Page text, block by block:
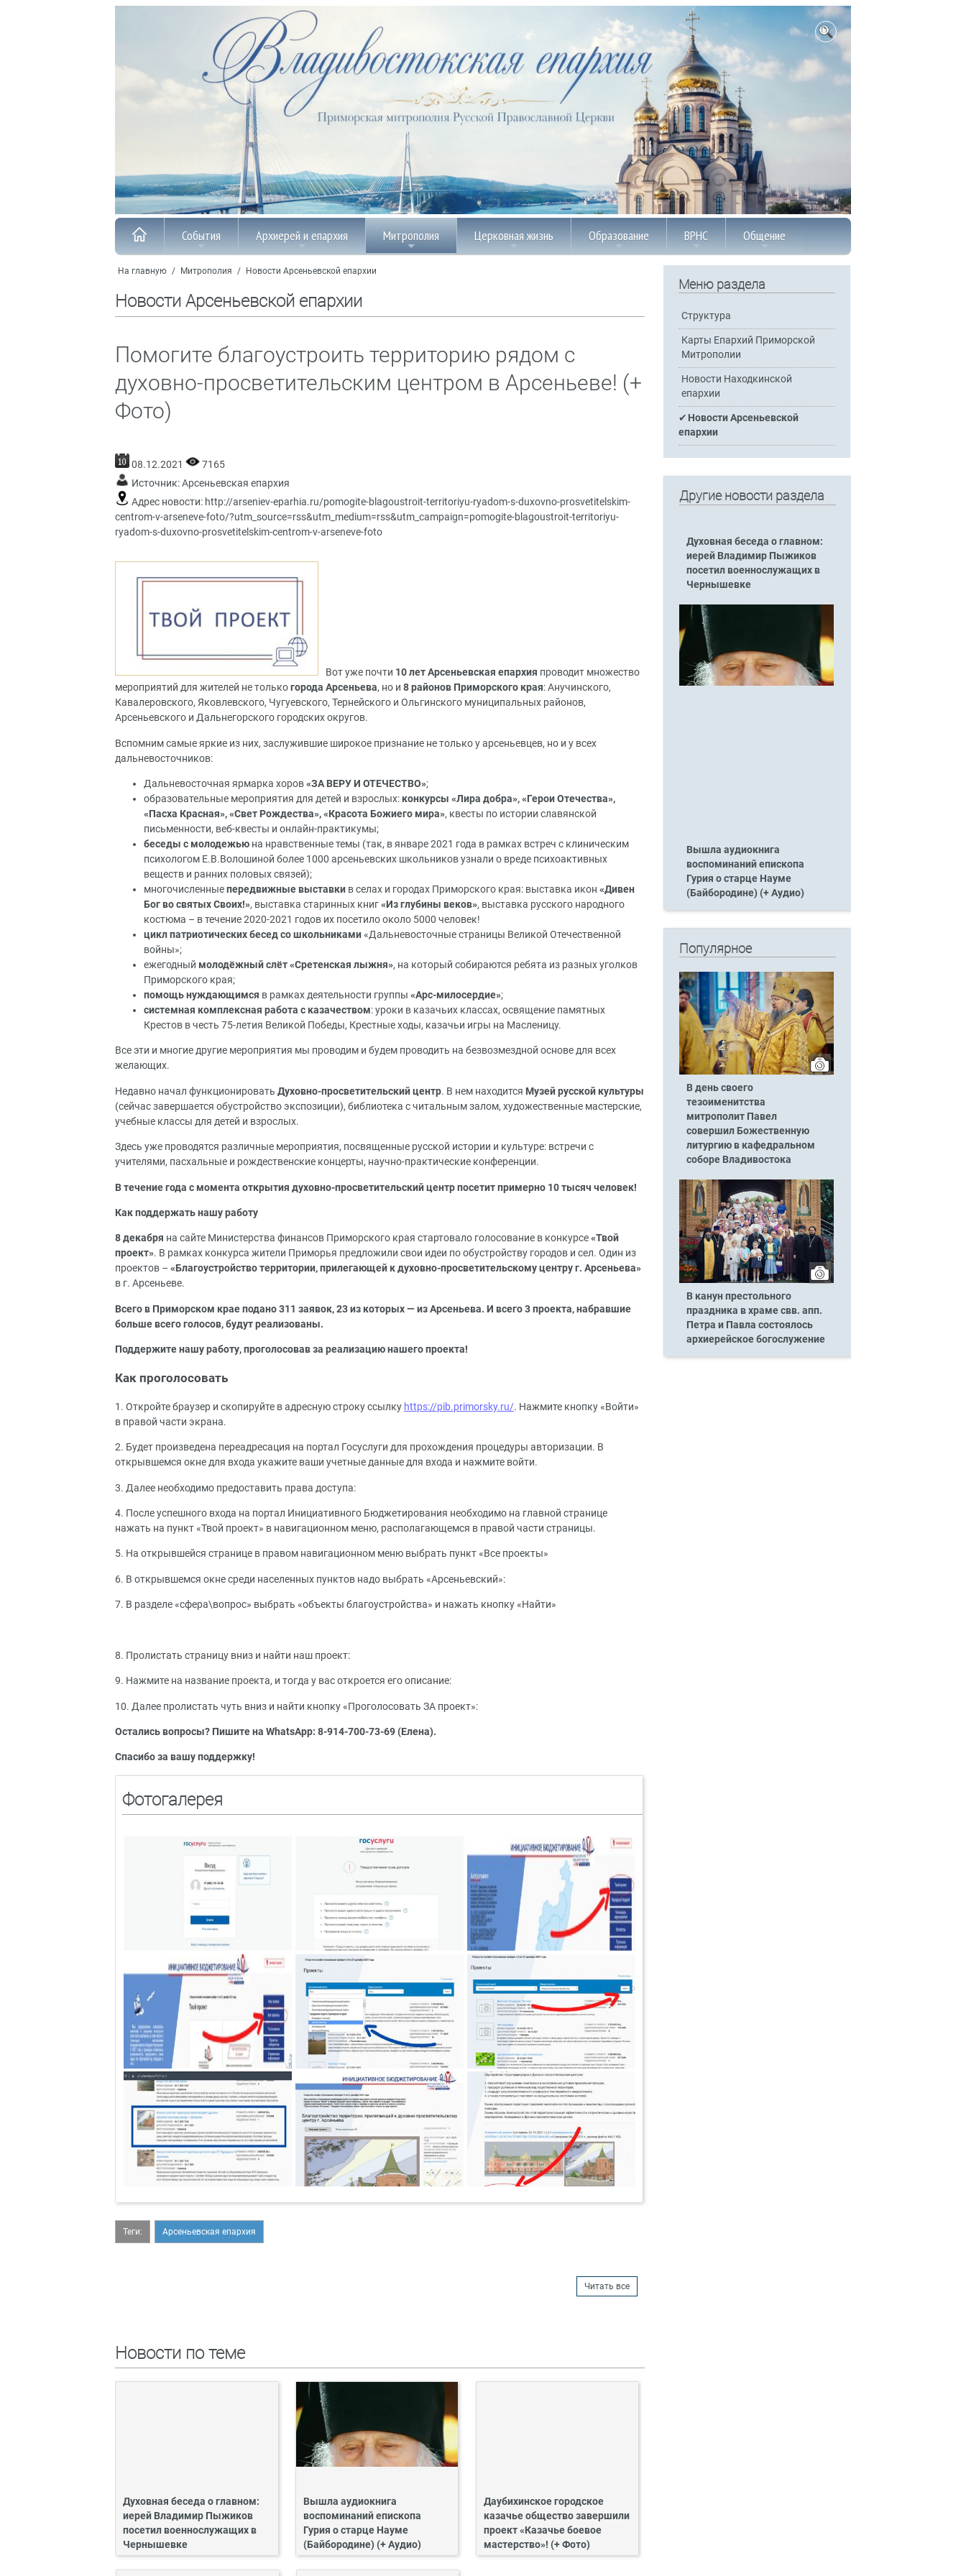
События Архиерей и епархия Митрополия Церковная жизнь Образование ВРНС Общение
На главную / Митрополия / Новости Арсеньевской епархии
Новости Арсеньевской епархии
Помогите благоустроить территорию рядом с
духовно-просветительским центром в Арсеньеве! (+
Фото)
08.12.2021
7165
Источник:Арсеньевская епархия
Адрес новости: http://arseniev-eparhia.ru/pomogite-blagoustroit-territoriyu-ryadom-s-duxovno-prosvetitelskim-
centrom-v-arseneve-foto/?utm_source=rss&utm_medium=rss&utm_campaign=pomogite-blagoustroit-territoriyu-
ryadom-s-duxovno-prosvetitelskim-centrom-v-arseneve-foto
Вот уже почти 10 лет Арсеньевская епархия проводит множество
мероприятий для жителей не толькогорода Арсеньева, но и 8 районов Приморского края: Анучинского,
Кавалеровского, Яковлевского, Чугуевского, Тернейского и Ольгинского муниципальных районов,
Арсеньевского и Дальнегорского городских округов.
Вспомним самые яркие из них, заслужившие широкое признание не только у арсеньевцев, но и у всех
дальневосточников:
Дальневосточная ярмарка хоров«ЗА ВЕРУ И ОТЕЧЕСТВО»;
образовательные мероприятия для детей и взрослых: конкурсы «Лира добра», «Герои Отечества»,
«Пасха Красная», «Свет Рождества», «Красота Божиего мира», квесты по истории славянской
письменности, веб-квесты и онлайн-практикумы;
беседы с молодежью на нравственные темы (так, в январе 2021 года в рамках встреч с клиническим
психологом Е.В.Волошиной более 1000 арсеньевских школьников узнали о вреде психоактивных
веществ и ранних половых связей);
многочисленныепередвижные выставки в селах и городах Приморского края: выставка икон «Дивен
Бог во святых Своих!», выставка старинных книг«Из глубины веков», выставка русского народного
костюма – в течение 2020-2021 годов их посетило около 5000 человек!
цикл патриотических бесед со школьниками«Дальневосточные страницы Великой Отечественной
войны»;
ежегодный молодёжный слёт «Сретенская лыжня», на который собираются ребята из разных уголков
Приморского края;
помощь нуждающимся в рамках деятельности группы «Арс-милосердие»;
системная комплексная работа с казачеством: уроки в казачьих классах, освящение памятных
Крестов в честь 75-летия Великой Победы, Крестные ходы, казачьи игры на Масленицу.
Все эти и многие другие мероприятия мы проводим и будем проводить на безвозмездной основе для всех
желающих.
Недавно начал функционировать Духовно-просветительский центр. В нем находится Музей русской культуры
(сейчас завершается обустройство экспозиции), библиотека с читальным залом, художественные мастерские,
учебные классы для детей и взрослых.
Здесь уже проводятся различные мероприятия, посвященные русской истории и культуре: встречи с
учителями, пасхальные и рождественские концерты, научно-практические конференции.
В течение года с момента открытия духовно-просветительский центр посетит примерно 10 тысяч человек!
Как поддержать нашу работу
8 декабря на сайте Министерства финансов Приморского края стартовало голосование в конкурсе«Твой
проект». В рамках конкурса жители Приморья предложили свои идеи по обустройству городов и сел. Один из
проектов – «Благоустройство территории, прилегающей к духовно-просветительскому центру г. Арсеньева»
в г. Арсеньеве.
Всего в Приморском крае подано 311 заявок, 23 из которых — из Арсеньева. И всего 3 проекта, набравшие
больше всего голосов, будут реализованы.
Поддержите нашу работу, проголосовав за реализацию нашего проекта!
Как проголосовать
1. Откройте браузер и скопируйте в адресную строку ссылку https://pib.primorsky.ru/. Нажмите кнопку «Войти»
в правой части экрана.
2. Будет произведена переадресация на портал Госуслуги для прохождения процедуры авторизации. В
открывшемся окне для входа укажите ваши учетные данные для входа и нажмите войти.
3. Далее необходимо предоставить права доступа:
4. После успешного входа на портал Инициативного Бюджетирования необходимо на главной странице
нажать на пункт «Твой проект» в навигационном меню, располагающемся в правой части страницы.
5. На открывшейся странице в правом навигационном меню выбрать пункт «Все проекты»
6. В открывшемся окне среди населенных пунктов надо выбрать «Арсеньевский»:
7. В разделе «сфера\вопрос» выбрать «объекты благоустройства» и нажать кнопку «Найти»
8. Пролистать страницу вниз и найти наш проект:
9. Нажмите на название проекта, и тогда у вас откроется его описание:
10. Далее пролистать чуть вниз и найти кнопку «Проголосовать ЗА проект»:
Остались вопросы? Пишите на WhatsApp: 8-914-700-73-69 (Елена).
Спасибо за вашу поддержку!
Фотогалерея
Теги: Арсеньевская епархия
Читать все
Новости по теме
Духовная беседа о главном:
иерей Владимир Пыжиков
посетил военнослужащих в
Чернышевке
Вышла аудиокнига
воспоминаний епископа
Гурия о старце Науме
(Байбородине) (+ Аудио)
Даубихинское городское
казачье общество завершили
проект «Казачье боевое
мастерство»! (+ Фото)
Меню раздела
Структура
Карты Епархий Приморской
Митрополии
Новости Находкинской
епархии
Новости Арсеньевской
епархии
Другие новости раздела
Духовная беседа о главном:
иерей Владимир Пыжиков
посетил военнослужащих в
Чернышевке
Вышла аудиокнига
воспоминаний епископа
Гурия о старце Науме
(Байбородине) (+ Аудио)
Популярное
В день своего
тезоименитства
митрополит Павел
совершил Божественную
литургию в кафедральном
соборе Владивостока
В канун престольного
праздника в храме свв. апп.
Петра и Павла состоялось
архиерейское богослужение